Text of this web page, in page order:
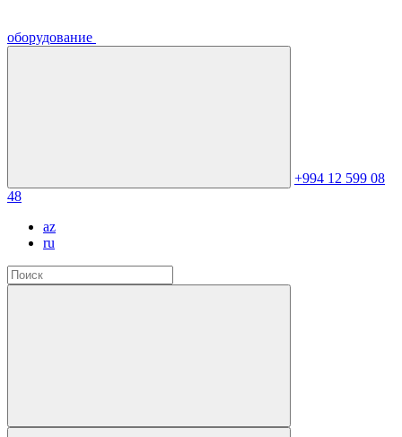
оборудование
+994 12 599 08
48
az
ru